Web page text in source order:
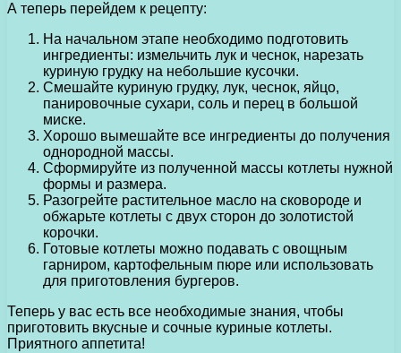
А теперь перейдем к рецепту:
На начальном этапе необходимо подготовить
ингредиенты: измельчить лук и чеснок, нарезать
куриную грудку на небольшие кусочки.
Смешайте куриную грудку, лук, чеснок, яйцо,
панировочные сухари, соль и перец в большой
миске.
Хорошо вымешайте все ингредиенты до получения
однородной массы.
Сформируйте из полученной массы котлеты нужной
формы и размера.
Разогрейте растительное масло на сковороде и
обжарьте котлеты с двух сторон до золотистой
корочки.
Готовые котлеты можно подавать с овощным
гарниром, картофельным пюре или использовать
для приготовления бургеров.
Теперь у вас есть все необходимые знания, чтобы
приготовить вкусные и сочные куриные котлеты.
Приятного аппетита!